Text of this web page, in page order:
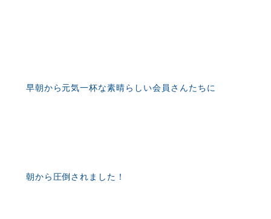
早朝から元気一杯な素晴らしい会員さんたちに
朝から圧倒されました！